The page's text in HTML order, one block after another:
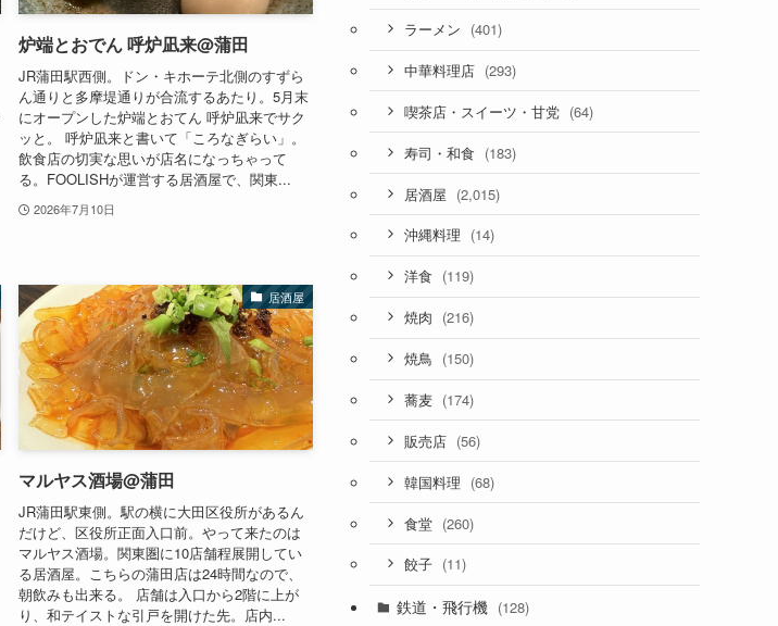
炉端とおでん 呼炉凪来@蒲田
JR蒲田駅西側。ドン・キホーテ北側のすずら
ん通りと多摩堤通りが合流するあたり。5月末
にオープンした炉端とおてん 呼炉凪来でサク
ッと。 呼炉凪来と書いて「ころなぎらい」。
飲食店の切実な思いが店名になっちゃって
る。FOOLISHが運営する居酒屋で、関東...
2026年7月10日
居酒屋
マルヤス酒場@蒲田
JR蒲田駅東側。駅の横に大田区役所があるん
だけど、区役所正面入口前。やって来たのは
マルヤス酒場。関東圏に10店舗程展開してい
る居酒屋。こちらの蒲田店は24時間なので、
朝飲みも出来る。 店舗は入口から2階に上が
り、和テイストな引戸を開けた先。店内...
ラーメン (401)
中華料理店 (293)
喫茶店・スイーツ・甘党 (64)
寿司・和食 (183)
居酒屋 (2,015)
沖縄料理 (14)
洋食 (119)
焼肉 (216)
焼鳥 (150)
蕎麦 (174)
販売店 (56)
韓国料理 (68)
食堂 (260)
餃子 (11)
鉄道・飛行機 (128)